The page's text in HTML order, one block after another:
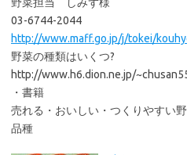
03-6744-2044
http://www.maff.go.jp/j/tokei/
野菜の種類はいくつ?
http://www.h6.dion.ne.jp/
・書籍
売れる・おいしい・つくりやすい
品種